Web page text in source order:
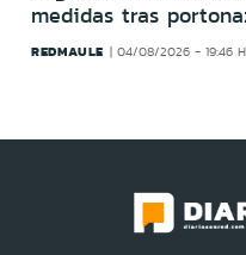
medidas tras
REDMAULE 04/08/2026 - 19:46